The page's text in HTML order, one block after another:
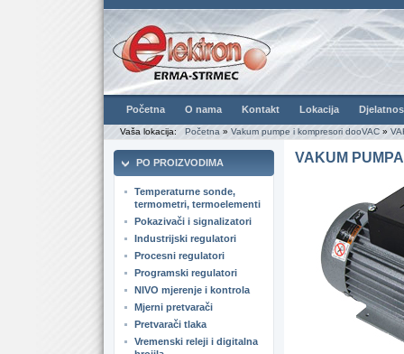
Početna O nama Kontakt Lokacija
Vaša lokacija: Početna » Vakum pumpe i kompresori dooVAC »
PO PROIZVODIMA
Temperaturne sonde,
termometri, termoelementi
Pokazivači i signalizatori
Industrijski regulatori
Procesni regulatori
Programski regulatori
NIVO mjerenje i kontrola
Mjerni pretvarači
Pretvarači tlaka
Vremenski releji i digitalna
VAKUM